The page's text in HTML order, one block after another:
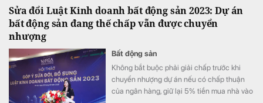
Sửa đổi Luật Kinh doanh bất động sản 2023: Dự án
bất động sản đang thế chấp vẫn được chuyển
nhượng
Bất động sản
Không bắt buộc phải giải chấp trước khi
chuyển nhượng dự án nếu có chấp thuận
của ngân hàng, giữ lại 5% tiền mua nhà vào